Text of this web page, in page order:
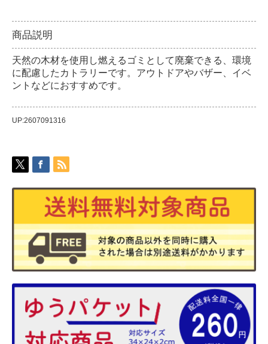
商品説明
天然の木材を使用し燃えるゴミとして廃棄できる、環境
に配慮したカトラリーです。アウトドアやバザー、イベ
ントなどにおすすめです。
UP:2607091316